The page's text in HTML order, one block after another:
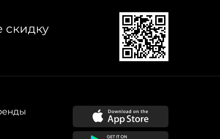
скидку